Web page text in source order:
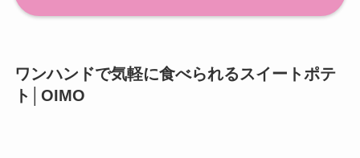
ワンハンドで気軽に食べられるスイートポテ
ト│OIMO